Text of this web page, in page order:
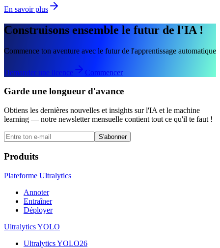
En savoir plus
Construisons ensemble le futur de l'IA !
Commence ton aventure avec le futur de l'apprentissage automatique
Demander une licence Commencer
Garde une longueur d'avance
Obtiens les dernières nouvelles et insights sur l'IA et le machine
learning — notre newsletter mensuelle contient tout ce qu'il te faut !
S'abonner
Produits
Plateforme Ultralytics
Annoter
Entraîner
Déployer
Ultralytics YOLO
Ultralytics YOLO26